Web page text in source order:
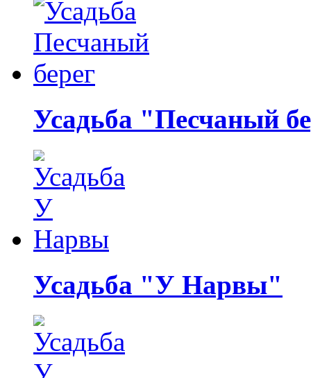
Усадьба "Песчаный
Усадьба "У Нарвы"